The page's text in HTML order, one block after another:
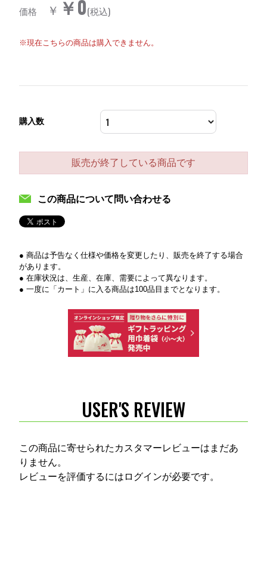
価格 ￥ ￥0(税込)
※現在こちらの商品は購入できません。
購入数
販売が終了している商品です
この商品について問い合わせる
● 商品は予告なく仕様や価格を変更したり、販売を終了する場合
があります。
● 在庫状況は、生産、在庫、需要によって異なります。
● 一度に「カート」に入る商品は100品目までとなります。
USER'S REVIEW
この商品に寄せられたカスタマーレビューはまだあ
りません。
レビューを評価するには ログインが必要です。